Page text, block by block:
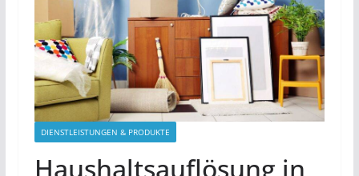
DIENSTLEISTUNGEN & PRODUKTE
Haushaltsauflösung in